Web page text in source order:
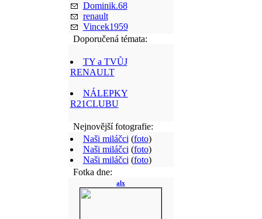
Dominik.68
renault
Vincek1959
Doporučená témata:
TY a TVŮJ
RENAULT
NÁLEPKY
R21CLUBU
Nejnovější fotografie:
Naši miláčci (foto)
Naši miláčci (foto)
Naši miláčci (foto)
Fotka dne:
alx